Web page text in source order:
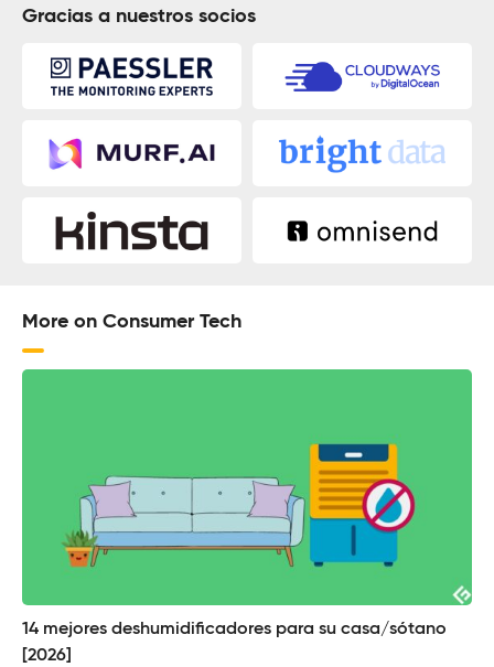
Gracias a nuestros socios
More on Consumer Tech
14 mejores deshumidificadores para su casa/sótano
[2026]